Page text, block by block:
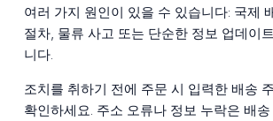
여러 가지 원인이 있을 수 있습니다: 국제
절차, 물류 사고 또는 단순한 정보 업데이
니다.
조치를 취하기 전에 주문 시 입력한 배송
확인하세요. 주소 오류나 정보 누락은 배